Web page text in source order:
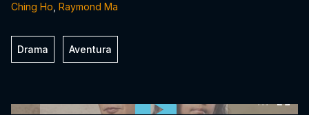
Ching Ho Raymond Ma
Drama Aventura